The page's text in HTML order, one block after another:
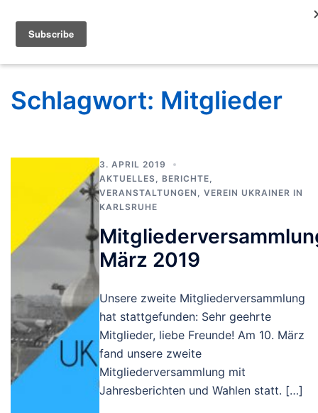
Schlagwort: Mitglieder
3. APRIL 2019
AKTUELLES
BERICHTE
VERANSTALTUNGEN
,VEREIN UKRAINER IN
KARLSRUHE
März 2019
Unsere zweite Mitgliederversammlung
hat stattgefunden: Sehr geehrte
Mitglieder, liebe Freunde! Am 10. März
fand unsere zweite
Mitgliederversammlung mit
Jahresberichten und Wahlen statt. […]